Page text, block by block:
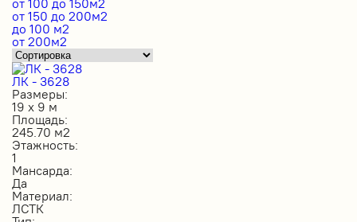
от 150 до 200м2
до 100 м2
от 200м2
ЛК - 3628
Размеры:
19 х 9 м
Площадь:
245.70 м2
Этажность:
1
Мансарда:
Да
Материал:
ЛСТК